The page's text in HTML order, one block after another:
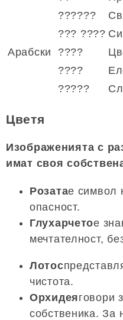
Арабски
??????
??? ????
????
????
?????
Цветя
Изображенията с
имат своя
Розатае символ
опасност.
Глухарчетое
мечтателност,
Лотос
чистота.
Орхидеяговори
собственика. За